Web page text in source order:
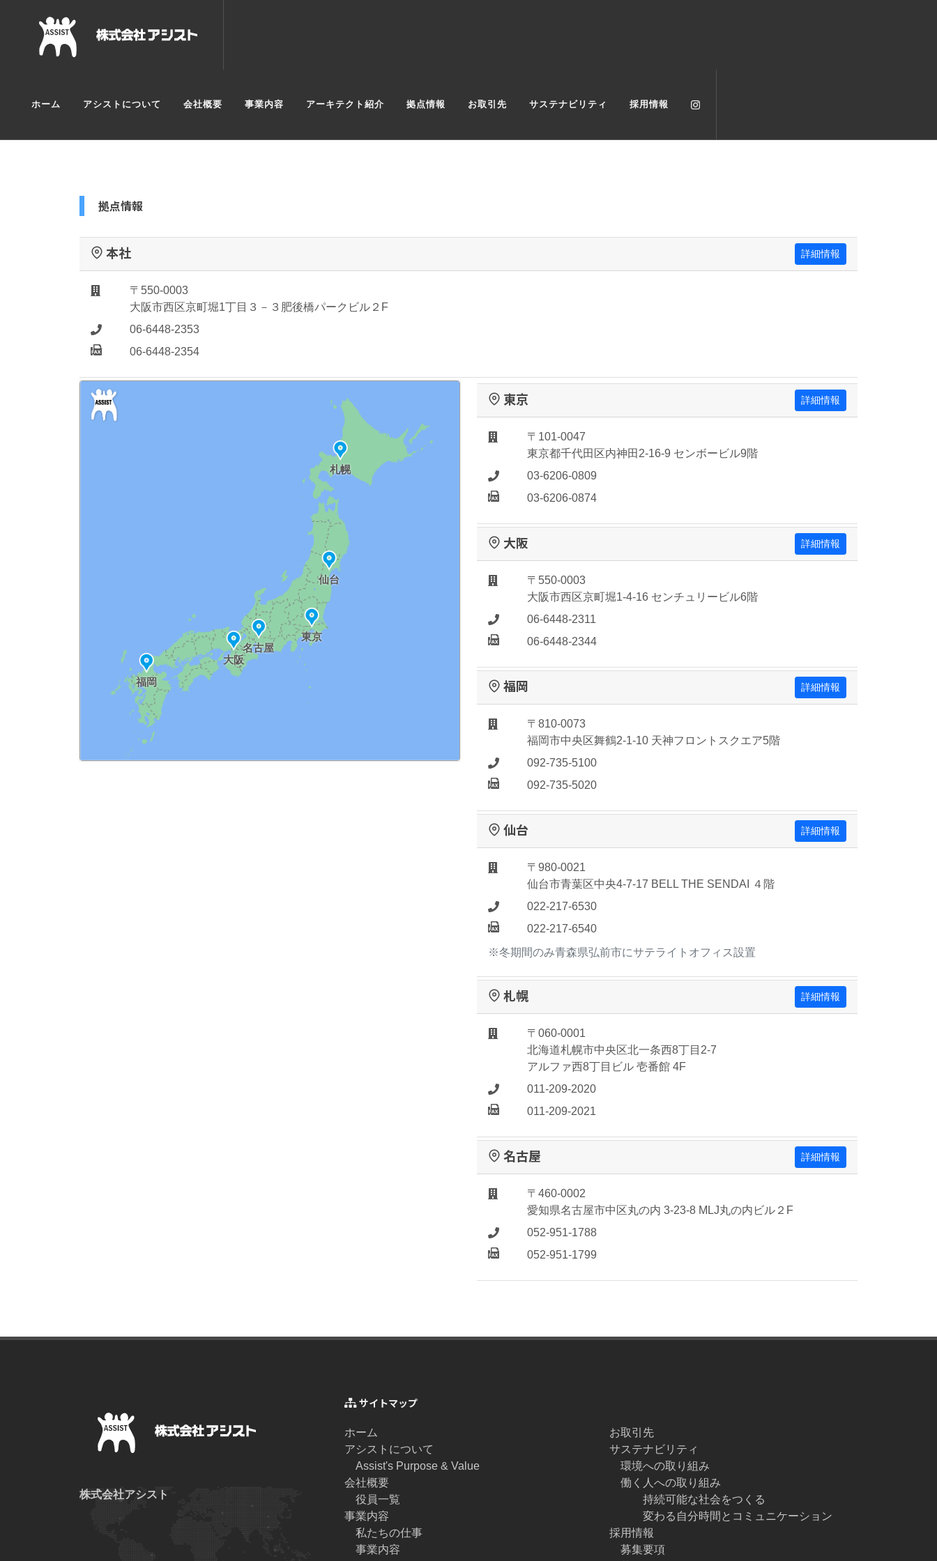
ホーム アシストについて 会社概要 事業内容 アーキテクト紹介 拠点情報 お取引先 サステナビリティ 採用情報
拠点情報
詳細情報
本社
〒550-0003
大阪市西区京町堀1丁目３－３肥後橋パークビル２F
06-6448-2353
06-6448-2354
東京
大阪
福岡
仙台
札幌
名古屋
詳細情報
東京
〒101-0047
東京都千代田区内神田2-16-9 センボービル9階
03-6206-0809
03-6206-0874
詳細情報
大阪
〒550-0003
大阪市西区京町堀1-4-16 センチュリービル6階
06-6448-2311
06-6448-2344
詳細情報
福岡
〒810-0073
福岡市中央区舞鶴2-1-10 天神フロントスクエア5階
092-735-5100
092-735-5020
詳細情報
仙台
〒980-0021
仙台市青葉区中央4-7-17 BELL THE SENDAI ４階
022-217-6530
022-217-6540
※冬期間のみ青森県弘前市にサテライトオフィス設置
詳細情報
札幌
〒060-0001
北海道札幌市中央区北一条西8丁目2-7
アルファ西8丁目ビル 壱番館 4F
011-209-2020
011-209-2021
詳細情報
名古屋
〒460-0002
愛知県名古屋市中区丸の内 3-23-8 MLJ丸の内ビル２F
052-951-1788
052-951-1799
株式会社アシスト
サイトマップ
ホーム
アシストについて
Assist's Purpose & Value
会社概要
役員一覧
事業内容
私たちの仕事
事業内容
お取引先
サステナビリティ
環境への取り組み
働く人への取り組み
持続可能な社会をつくる
変わる自分時間とコミュニケーション
採用情報
募集要項